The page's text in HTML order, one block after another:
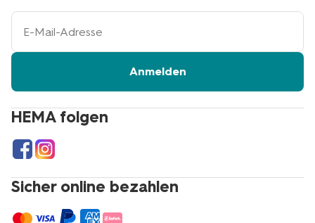
HEMA folgen
Sicher online bezahlen
Ihre
Adresse
Anmelden